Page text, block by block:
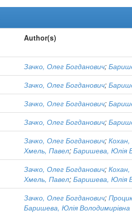
Author(s)
Зачко, Олег Богданович;
Зачко, Олег Богданович;
Зачко, Олег Богданович;
Зачко, Олег Богданович;
Зачко, Олег Богданович;
Хмель, Павел; Баришева, Юлія
Зачко, Олег Богданович;
Хмель, Павел; Баришева, Юлія
Зачко, Олег Богданович;
Баришева, Юлія Володимирівна